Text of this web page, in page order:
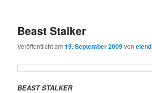
Beast Stalker
Veröffentlicht am19. September 2009vonelend
BEAST STALKER